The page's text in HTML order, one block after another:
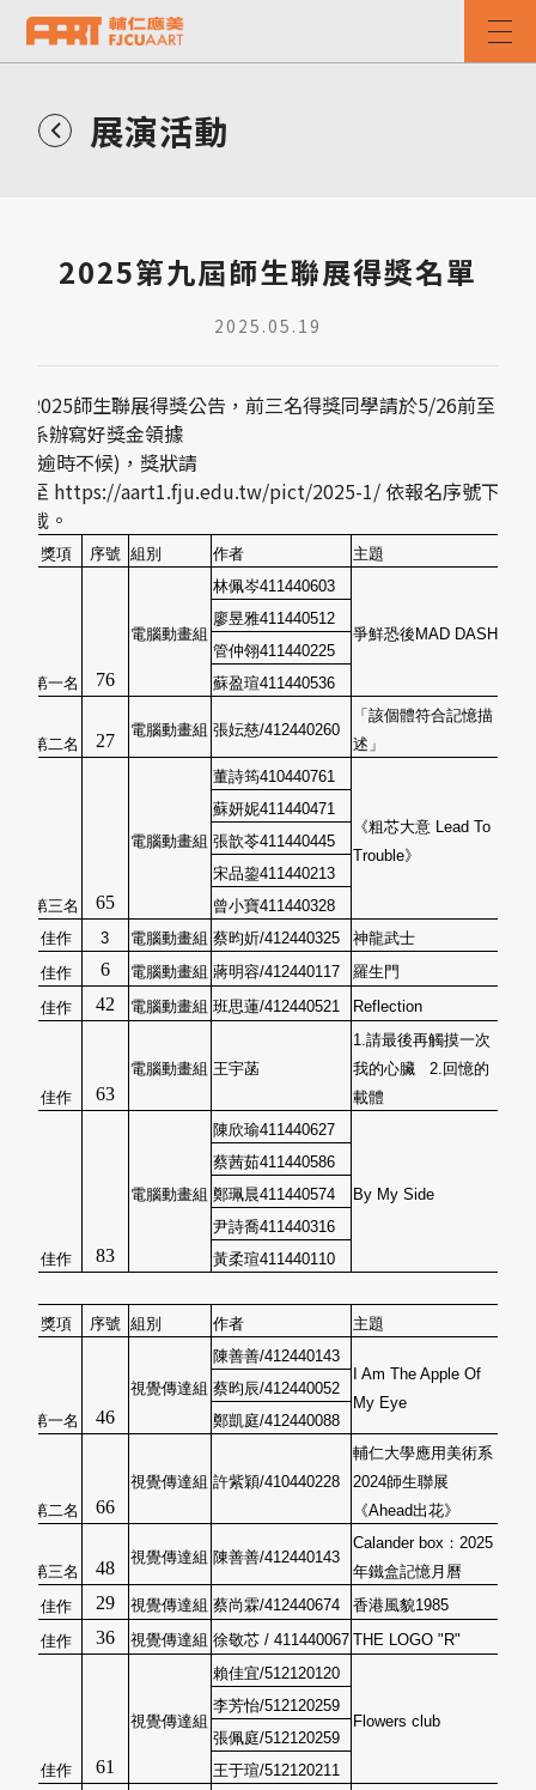
展演活動
2025第九屆師生聯展得獎名單
2025.05.19
2025師生聯展得獎公告，前三名得獎同學請於5/26前至
系辦寫好獎金領據
(逾時不候)，獎狀請
至 https://aart1.fju.edu.tw/pict/2025-1/依報名序號下
載。
獎項 序號 組別 作者 主題
第一名 76
電腦動畫組
林佩岑411440603
爭鮮恐後MAD DASH
廖昱雅411440512
管仲翎411440225
蘇盈瑄411440536
第二名 27
電腦動畫組 張妘慈/412440260
「該個體符合記憶描
述」
第三名 65
電腦動畫組
董詩筠410440761
《粗芯大意 Lead To
Trouble》
蘇妍妮411440471
張歆苓411440445
宋品鋆411440213
曾小寶411440328
佳作
3 電腦動畫組 蔡昀妡/412440325
神龍武士
佳作
6 電腦動畫組 蔣明容/412440117
羅生門
佳作
42 電腦動畫組 班思蓮/412440521 Reflection
佳作 63
電腦動畫組 王宇菡
1.請最後再觸摸一次
我的心臟 2.回憶的
載體
佳作 83
電腦動畫組
陳欣瑜411440627
By My Side
蔡茜茹411440586
鄭珮晨411440574
尹詩喬411440316
黃柔瑄411440110
獎項 序號 組別 作者 主題
第一名 46
視覺傳達組
陳善善/412440143
I Am The Apple Of
My Eye
蔡昀辰/412440052
鄭凱庭/412440088
第二名 66
視覺傳達組 許紫穎/410440228
輔仁大學應用美術系
2024師生聯展
《Ahead出花》
第三名 48
視覺傳達組 陳善善/412440143
Calander box：2025
年鐵盒記憶月曆
佳作
29 視覺傳達組 蔡尚霖/412440674
香港風貌1985
佳作
36 視覺傳達組 徐敬芯 / 411440067 THE LOGO "R"
佳作 61
視覺傳達組
賴佳宜/512120120
Flowers club
李芳怡/512120259
張佩庭/512120259
王于瑄/512120211